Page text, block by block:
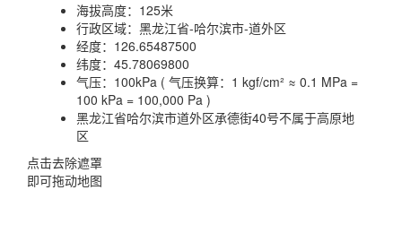
海拔高度： 125米
行政区域： 黑龙江省-哈尔滨市-道外区
经度： 126.65487500
纬度： 45.78069800
气压： 100kPa ( 气压换算：1 kgf/cm² ≈ 0.1 MPa =
100 kPa = 100,000 Pa )
黑龙江省哈尔滨市道外区承德街40号不属于高原地
区
点击去除遮罩
即可拖动地图